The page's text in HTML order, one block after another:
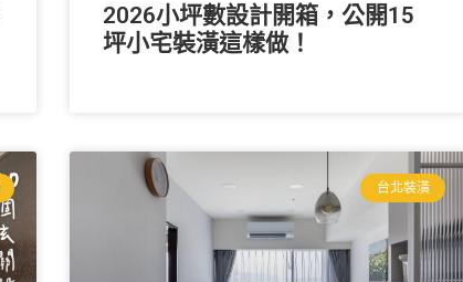
2026小坪數設計開箱，公開15
坪小宅裝潢這樣做！
台北裝潢